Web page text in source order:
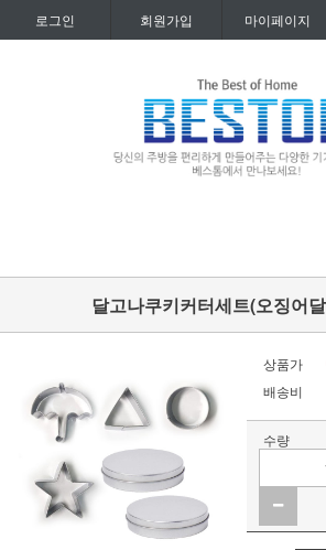
로그인 회원가입 마이페이지
달고나쿠키커터세트(오징어
상품가
배송비
수량